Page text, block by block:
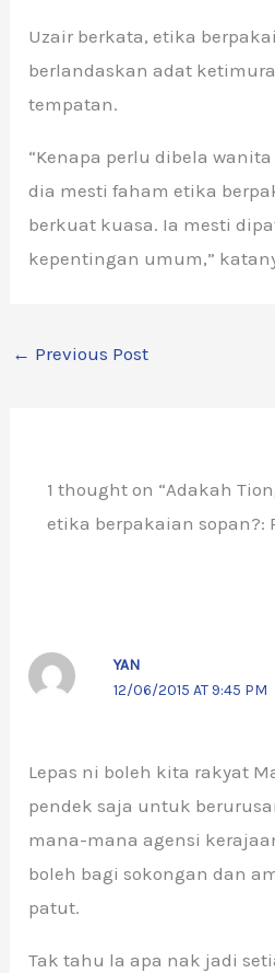
Uzair berkata, etika
berlandaskan adat
tempatan.
“Kenapa perlu dibela
dia mesti faham etika
berkuat kuasa. Ia mesti
kepentingan umum,”
← Previous Post
1 thought on “Adakah
etika berpakaian sopan?:
YAN
12/06/2015 AT 9:45 PM
Lepas ni boleh kita rakyat
pendek saja untuk
mana-mana agensi
boleh bagi sokongan dan
patut.
Tak tahu la apa nak jadi